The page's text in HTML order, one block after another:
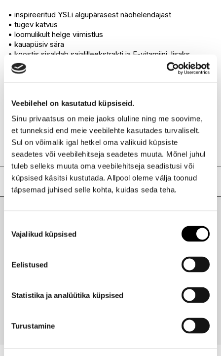
Veebilehel on kasutatud küpsiseid.
Sinu privaatsus on meie jaoks oluline ning me soovime,
et tunneksid end meie veebilehte kasutades turvaliselt.
Sul on võimalik igal hetkel oma valikuid küpsiste
seadetes või veebilehitseja seadetes muuta. Mõnel juhul
tuleb selleks muuta oma veebilehitseja seadistusi või
küpsised käsitsi kustutada. Allpool oleme välja toonud
täpsemad juhised selle kohta, kuidas seda teha.
valik
Vajalikud küpsised
Eelistused
Statistika ja analüütika küpsised
Turustamine
• inspireeritud YSLi algupärasest näohelendajast
• tugev katvus
• loomulikult helge viimistlus
• kauapüsiv sära
• koostis sisaldab saialilleekstrakti ja E-vitamiini, lisaks
kofeiini
kuni 20 korda.
SILMAD: kasutage silmaümbruspiirkonnas tumedate ringide
varjamiseks ja nahatooni ühtlustamiseks
NAHAVEAD: peitke tumedaid laike või arme
NINA: kandke ninaümbruse nahale punetuse hajutamiseks.
Lisainfo
Viimati vaadatud tooted